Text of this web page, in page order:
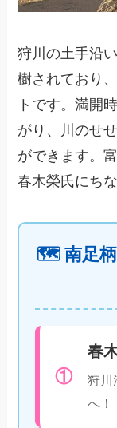
狩川の土手沿
樹されており
トです。満開
がり、川のせ
ができます。
春木榮氏にち
🗺️ 南足柄
①
春
狩川
へ！